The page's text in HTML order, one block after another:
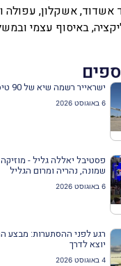
אשדוד, אשקלון, עפולה
באיסוף עצמי
ישראייר רשמה שיא של 90 טיסות ביום אחד
6 באוגוסט 2026
פסטיבל יאללה גליל -
שמונה, נהריה ומרום הגליל
6 באוגוסט 2026
רגע לפני ההסתערות: מבצע
יוצא לדרך
4 באוגוסט 2026